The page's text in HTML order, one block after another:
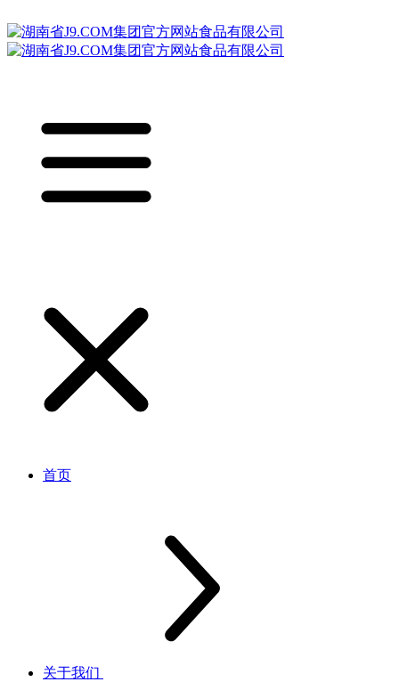
首页
关于我们